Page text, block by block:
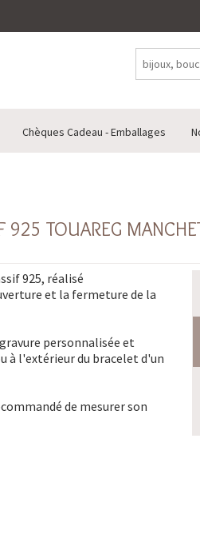
Chèques Cadeau - Emballages
925 TOUAREG
925, réalisé
et la fermeture de la
personnalisée et
à l'extérieur du bracelet d'un
de mesurer son